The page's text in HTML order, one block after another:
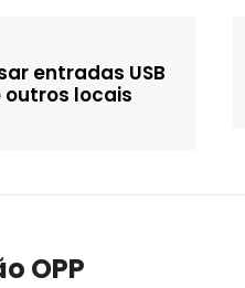
entradas USB
locais
OPP